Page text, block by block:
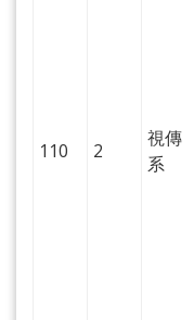
110 2
視傳
系